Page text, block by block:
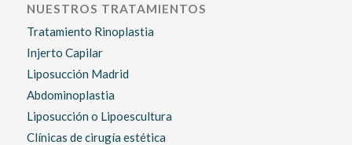
NUESTROS TRATAMIENTOS
Tratamiento Rinoplastia
Injerto Capilar
Liposucción Madrid
Abdominoplastia
Liposucción o Lipoescultura
Clínicas de cirugía estética